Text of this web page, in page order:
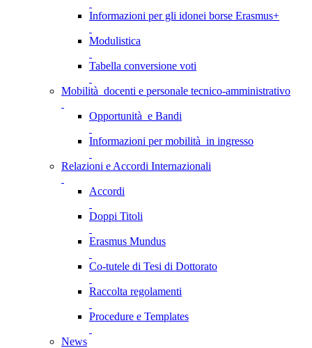
Informazioni per gli idonei borse Erasmus+
Modulistica
Tabella conversione voti
Mobilità docenti e personale tecnico-amministrativo
Opportunità e Bandi
Informazioni per mobilità in ingresso
Relazioni e Accordi Internazionali
Accordi
Doppi Titoli
Erasmus Mundus
Co-tutele di Tesi di Dottorato
Raccolta regolamenti
Procedure e Templates
News